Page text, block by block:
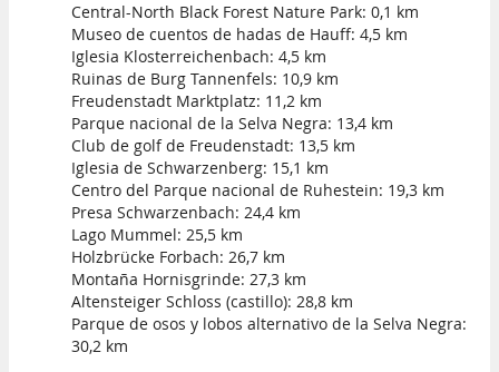
Central-North Black Forest Nature Park: 0,1 km
Museo de cuentos de hadas de Hauff: 4,5 km
Iglesia Klosterreichenbach: 4,5 km
Ruinas de Burg Tannenfels: 10,9 km
Freudenstadt Marktplatz: 11,2 km
Parque nacional de la Selva Negra: 13,4 km
Club de golf de Freudenstadt: 13,5 km
Iglesia de Schwarzenberg: 15,1 km
Centro del Parque nacional de Ruhestein: 19,3 km
Presa Schwarzenbach: 24,4 km
Lago Mummel: 25,5 km
Holzbrücke Forbach: 26,7 km
Montaña Hornisgrinde: 27,3 km
Altensteiger Schloss (castillo): 28,8 km
Parque de osos y lobos alternativo de la Selva Negra:
30,2 km